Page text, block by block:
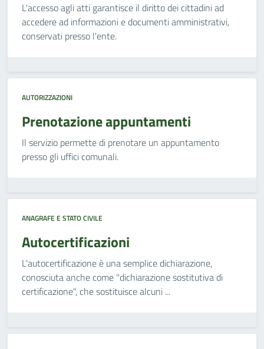
L'accesso agli atti garantisce il diritto dei cittadini ad
accedere ad informazioni e documenti amministrativi,
conservati presso l'ente.
AUTORIZZAZIONI
Prenotazione appuntamenti
Il servizio permette di prenotare un appuntamento
presso gli uffici comunali.
ANAGRAFE E STATO CIVILE
Autocertificazioni
L'autocertificazione è una semplice dichiarazione,
conosciuta anche come "dichiarazione sostitutiva di
certificazione", che sostituisce alcuni ...